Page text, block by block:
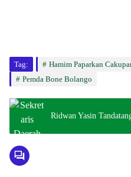
Tag:
Hamim Paparkan
Pemda Bone Bolango
Ridwan Yasin